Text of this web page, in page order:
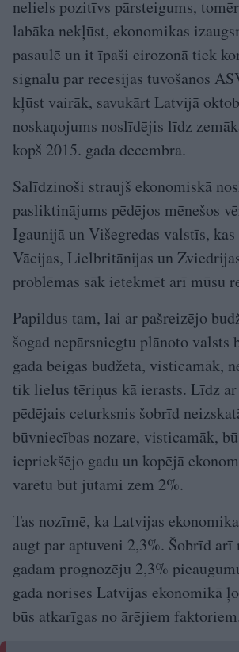
neliels pozitīvs pārsteigums,
labāka nekļūst, ekonomikas
pasaulē un it īpaši eirozonā tiek
signālu par recesijas tuvošanos
kļūst vairāk, savukārt Latvijā
noskaņojums noslīdējis līdz
kopš 2015. gada decembra.
Salīdzinoši straujš ekonomiskā
pasliktinājums pēdējos mēnešos
Igaunijā un Višegredas valstīs,
Vācijas, Lielbritānijas un
problēmas sāk ietekmēt arī mūsu
Papildus tam, lai ar pašreizējo
šogad nepārsniegtu plānoto valsts
gada beigās budžetā, visticamāk,
tik lielus tēriņus kā ierasts. Līdz ar
pēdējais ceturksnis šobrīd
būvniecības nozare, visticamāk,
iepriekšējo gadu un kopējā
varētu būt jūtami zem 2%.
Tas nozīmē, ka Latvijas
augt par aptuveni 2,3%. Šobrīd arī
gadam prognozēju 2,3%
gada norises Latvijas ekonomikā
būs atkarīgas no ārējiem